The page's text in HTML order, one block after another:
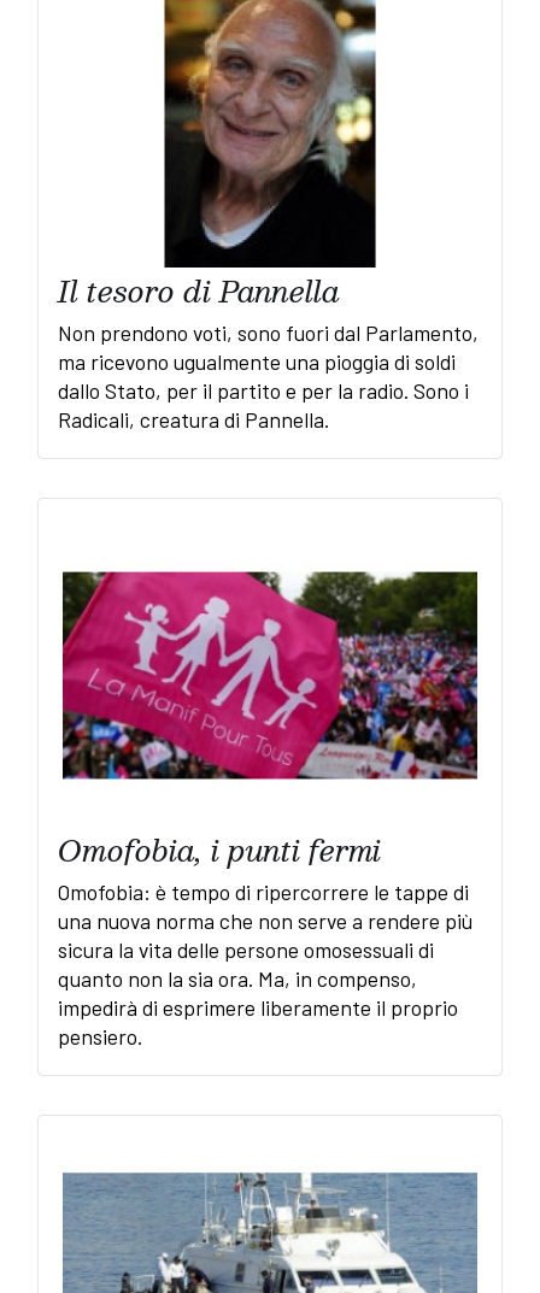
Il tesoro di Pannella
Non prendono voti, sono fuori dal Parlamento,
ma ricevono ugualmente una pioggia di soldi
dallo Stato, per il partito e per la radio. Sono i
Radicali, creatura di Pannella.
Omofobia, i punti fermi
Omofobia: è tempo di ripercorrere le tappe di
una nuova norma che non serve a rendere più
sicura la vita delle persone omosessuali di
quanto non la sia ora. Ma, in compenso,
impedirà di esprimere liberamente il proprio
pensiero.